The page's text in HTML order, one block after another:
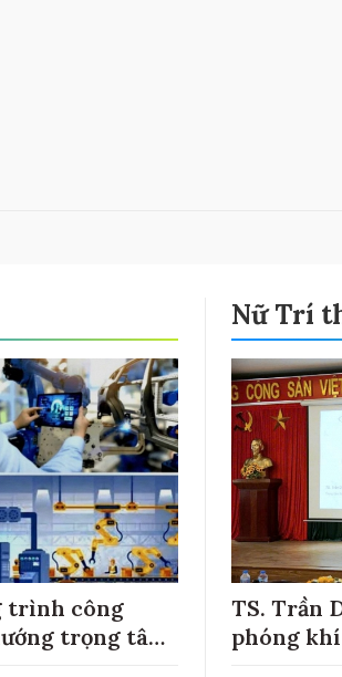
trình công
trọng tâm
Nữ Trí
TS. Trần
phóng